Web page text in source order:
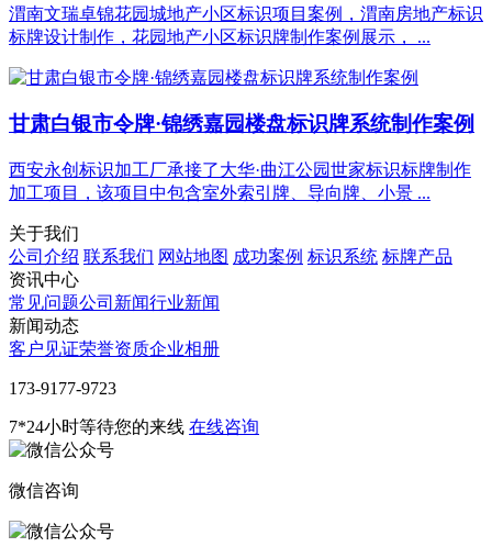
渭南文瑞卓锦花园城地产小区标识项目案例，渭南房地产标识
标牌设计制作，花园地产小区标识牌制作案例展示， ...
甘肃白银市令牌·锦绣嘉园楼盘标识牌系统制作案例
西安永创标识加工厂承接了大华·曲江公园世家标识标牌制作
加工项目，该项目中包含室外索引牌、导向牌、小景 ...
关于我们
公司介绍 联系我们 网站地图 成功案例 标识系统 标牌产品
资讯中心
常见问题公司新闻行业新闻
新闻动态
客户见证荣誉资质企业相册
‭173-9177-9723
7*24小时等待您的来线 在线咨询
微信咨询